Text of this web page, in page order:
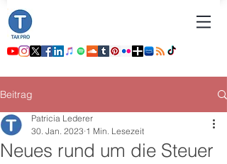
Beitrag
Neues rund um die Steuer
Patricia Lederer
30. Jan. 2023 1 Min. Lesezeit